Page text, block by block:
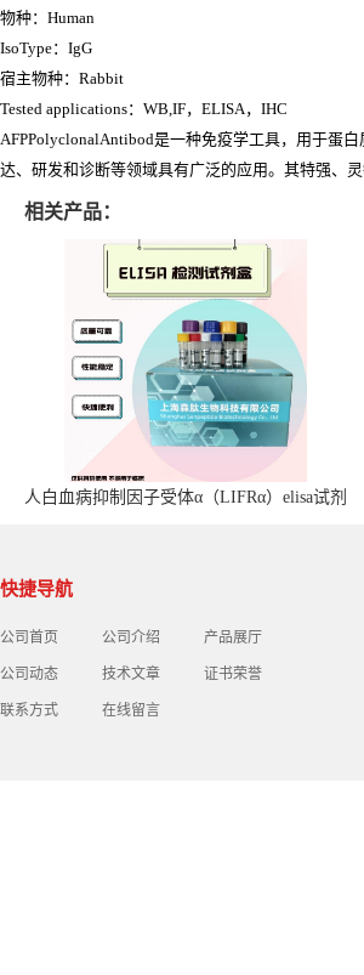
物种：Human
IsoType：IgG
宿主物种：Rabbit
Tested applications：WB,IF，ELISA，IHC
AFPPolyclonalAntibod是一种免疫学工具，用于蛋
达、研发和诊断等领域具有广泛的应用。其特强、
相关产品：
人白血病抑制因子受体α（LIFRα）elisa试剂
快捷导航
公司首页 公司介绍 产品展厅
公司动态 技术文章 证书荣誉
联系方式 在线留言